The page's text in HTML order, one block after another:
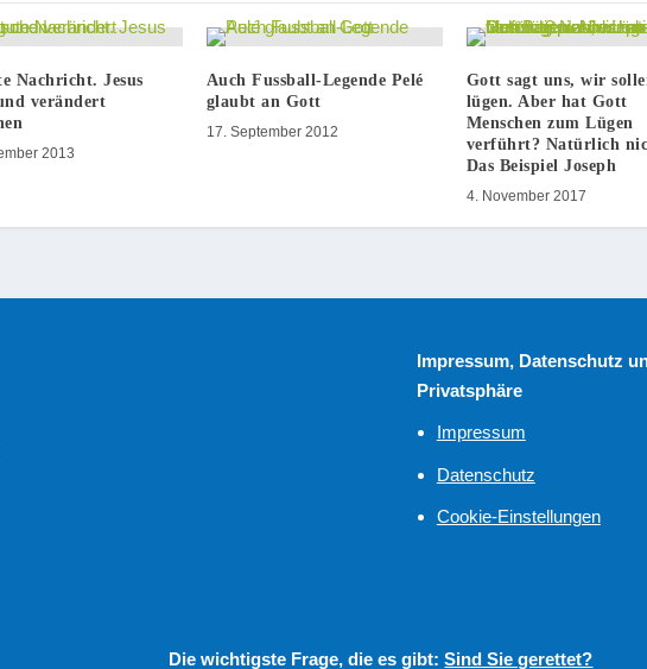
Nachricht. Jesus
verändert
2013
Auch Fussball-Legende Pelé
glaubt an Gott
17. September 2012
Gott sagt uns, wir
lügen. Aber hat Gott
Menschen zum Lügen
verführt? Natürlich
Das Beispiel Joseph
4. November 2017
Impressum, Datenschutz
Privatsphäre
Impressum
Datenschutz
Cookie-Einstellungen
Die wichtigste Frage, die es gibt:Sind Sie gerettet?